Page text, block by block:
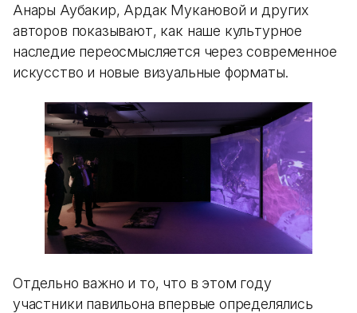
Анары Аубакир, Ардак Мукановой и других
авторов показывают, как наше культурное
наследие переосмысляется через современное
искусство и новые визуальные форматы.
Отдельно важно и то, что в этом году
участники павильона впервые определялись